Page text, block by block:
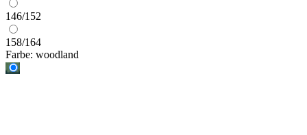
146/152
158/164
Farbe: woodland